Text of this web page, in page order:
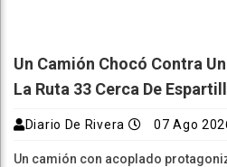
Un Camión Chocó Contra
La Ruta 33 Cerca De
Diario De Rivera 07 Ago
Un camión con acoplado